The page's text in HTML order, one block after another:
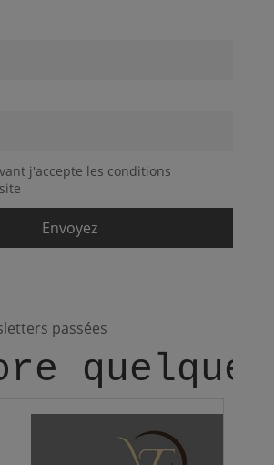
j'accepte les conditions
passées